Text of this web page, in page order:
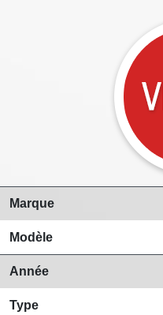
Marque
Modèle
Année
Type